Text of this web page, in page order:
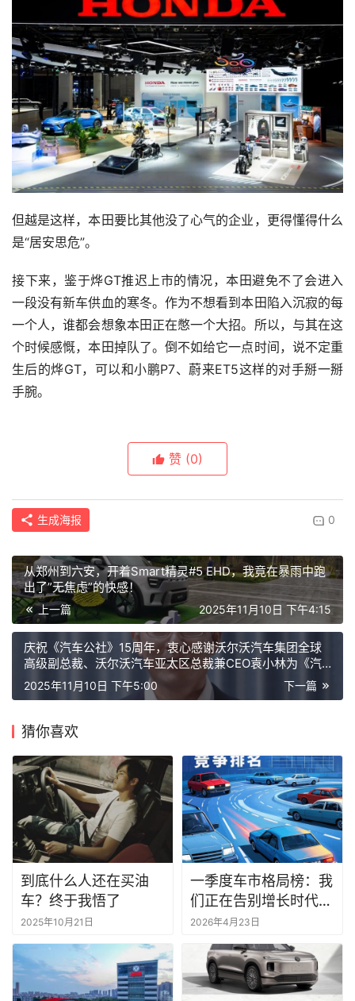
但越是这样，本田要比其他没了心气的企业，更得懂得什么
是“居安思危”。
接下来，鉴于烨GT推迟上市的情况，本田避免不了会进入
一段没有新车供血的寒冬。作为不想看到本田陷入沉寂的每
一个人，谁都会想象本田正在憋一个大招。所以，与其在这
个时候感慨，本田掉队了。倒不如给它一点时间，说不定重
生后的烨GT，可以和小鹏P7、蔚来ET5这样的对手掰一掰
手腕。
赞 (0)
生成海报 0
从郑州到六安，开着Smart精灵#5 EHD，我竟在暴雨中跑
出了”无焦虑”的快感！
上一篇 2025年11月10日 下午4:15
庆祝《汽车公社》15周年，衷心感谢沃尔沃汽车集团全球
高级副总裁、沃尔沃汽车亚太区总裁兼CEO袁小林为《汽
车公社》发来的诚挚祝福！
下一篇
2025年11月10日 下午5:00
猜你喜欢
到底什么人还在买油
车？终于我悟了
2025年10月21日
一季度车市格局榜：我
们正在告别增长时代丨
一句话点评
2026年4月23日